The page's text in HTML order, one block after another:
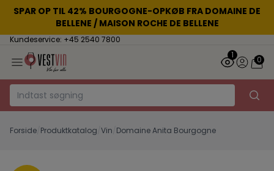
SPAR OP TIL 42% BOURGOGNE-OPKØB FRA DOMAINE DE
BELLENE / MAISON ROCHE DE BELLENE
Kundeservice: +45 2540 7800
1
0
Forside Produktkatalog Vin Domaine Anita Bourgogne